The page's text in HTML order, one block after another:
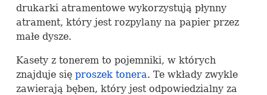
drukarki atramentowe wykorzystują płynny
atrament, który jest rozpylany na papier przez
małe dysze.
Kasety z tonerem to pojemniki, w których
znajduje się proszek tonera. Te wkłady zwykle
zawierają bęben, który jest odpowiedzialny za